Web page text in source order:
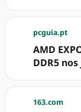
pcguia.pt
AMD
DDR5
163.com